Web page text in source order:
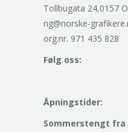
Tollbugata 24,0157
ng@norske-
org.nr. 971 435 828
Følg oss:
Åpningstider:
Sommerstengt fra